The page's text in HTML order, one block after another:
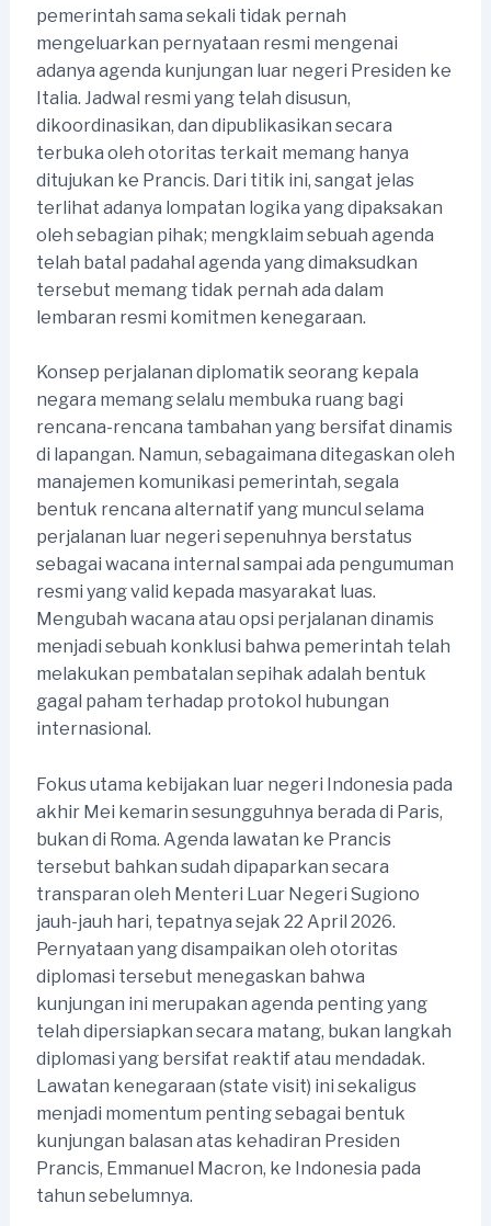
pemerintah sama sekali tidak pernah
mengeluarkan pernyataan resmi mengenai
adanya agenda kunjungan luar negeri Presiden ke
Italia. Jadwal resmi yang telah disusun,
dikoordinasikan, dan dipublikasikan secara
terbuka oleh otoritas terkait memang hanya
ditujukan ke Prancis. Dari titik ini, sangat jelas
terlihat adanya lompatan logika yang dipaksakan
oleh sebagian pihak; mengklaim sebuah agenda
telah batal padahal agenda yang dimaksudkan
tersebut memang tidak pernah ada dalam
lembaran resmi komitmen kenegaraan.
Konsep perjalanan diplomatik seorang kepala
negara memang selalu membuka ruang bagi
rencana-rencana tambahan yang bersifat dinamis
di lapangan. Namun, sebagaimana ditegaskan oleh
manajemen komunikasi pemerintah, segala
bentuk rencana alternatif yang muncul selama
perjalanan luar negeri sepenuhnya berstatus
sebagai wacana internal sampai ada pengumuman
resmi yang valid kepada masyarakat luas.
Mengubah wacana atau opsi perjalanan dinamis
menjadi sebuah konklusi bahwa pemerintah telah
melakukan pembatalan sepihak adalah bentuk
gagal paham terhadap protokol hubungan
internasional.
Fokus utama kebijakan luar negeri Indonesia pada
akhir Mei kemarin sesungguhnya berada di Paris,
bukan di Roma. Agenda lawatan ke Prancis
tersebut bahkan sudah dipaparkan secara
transparan oleh Menteri Luar Negeri Sugiono
jauh-jauh hari, tepatnya sejak 22 April 2026.
Pernyataan yang disampaikan oleh otoritas
diplomasi tersebut menegaskan bahwa
kunjungan ini merupakan agenda penting yang
telah dipersiapkan secara matang, bukan langkah
diplomasi yang bersifat reaktif atau mendadak.
Lawatan kenegaraan (state visit) ini sekaligus
menjadi momentum penting sebagai bentuk
kunjungan balasan atas kehadiran Presiden
Prancis, Emmanuel Macron, ke Indonesia pada
tahun sebelumnya.